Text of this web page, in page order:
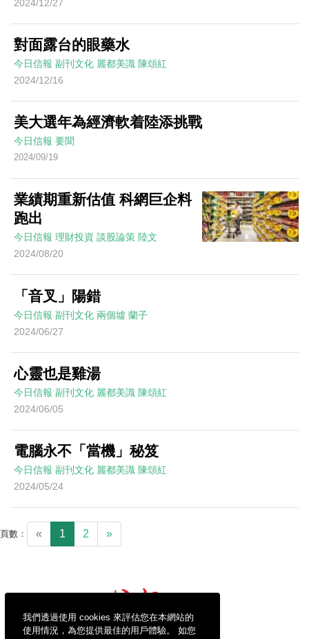
我們透過使用 cookies 來評估您在本網站的
使用情況，為您提供最佳的用戶體驗。 如您
2024/12/27
對面露台的眼藥水
今日信報 副刊文化 麗都美識 陳頌紅
2024/12/16
美大選年為經濟軟着陸添挑戰
今日信報 要聞
2024/09/19
業績期重新估值 科網巨企料
跑出
今日信報 理財投資 談股論策 陸文
2024/08/20
「音叉」陽錯
今日信報 副刊文化 兩個墟 蘭子
2024/06/27
心靈也是雞湯
今日信報 副刊文化 麗都美識 陳頌紅
2024/06/05
電腦永不「當機」秘笈
今日信報 副刊文化 麗都美識 陳頌紅
2024/05/24
頁數： « 1 2 »